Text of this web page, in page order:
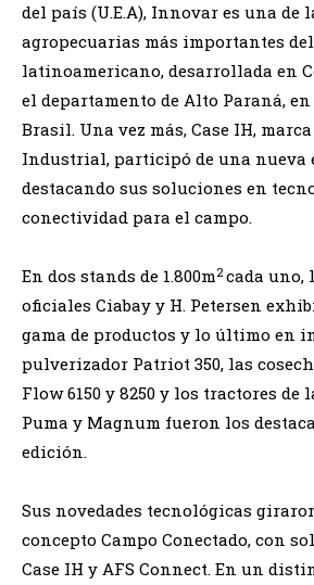
del país (U.E.A), Innovar es una de
agropecuarias más importantes
latinoamericano, desarrollada en
el departamento de Alto Paraná,
Brasil. Una vez más, Case IH, marca
Industrial, participó de una nueva
destacando sus soluciones en
conectividad para el campo.
En dos stands de 1.800m2 cada uno,
oficiales Ciabay y H. Petersen
gama de productos y lo último en
pulverizador Patriot 350, las
Flow 6150 y 8250 y los tractores
Puma y Magnum fueron los
edición.
Sus novedades tecnológicas
concepto Campo Conectado, con
Case IH y AFS Connect. En un